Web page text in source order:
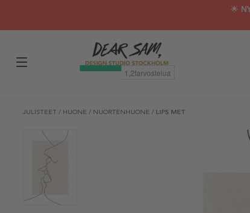
🌟
JULISTEET / HUONE / NUORTENHUONE / LIPS MET